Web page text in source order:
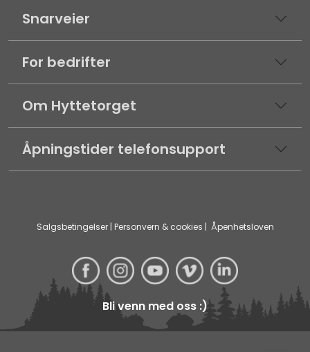
Snarveier
For bedrifter
Om Hyttetorget
Åpningstider telefonsupport
Salgsbetingelser| Personvern & cookies | Åpenhetsloven
Bli venn med oss :)